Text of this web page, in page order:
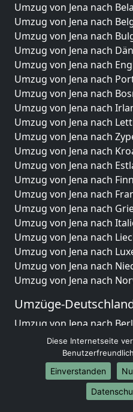
Umzug von Jena nach
Umzug von Jena nach
Umzug von Jena nach
Umzug von Jena nach
Umzug von Jena nach
Umzug von Jena nach
Umzug von Jena nach
Umzug von Jena nach
Umzug von Jena nach
Umzug von Jena nach
Umzug von Jena nach
Umzug von Jena nach
Umzug von Jena nach
Umzug von Jena nach
Umzug von Jena nach
Umzug von Jena nach
Umzug von Jena nach
Umzug von Jena nach
Umzug von Jena nach
Umzug von Jena nach
Umzüge-
Umzug von Jena nach
Umzug von Jena nach
Umzug von Jena nach
Umzug von Jena nach
Umzug von Jena nach
Umzug von Jena nach
Diese Internetseite
Einverstanden